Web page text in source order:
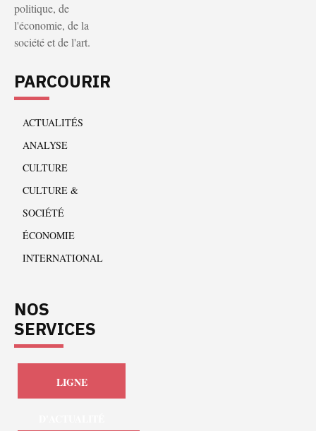
politique, de
l'économie, de la
société et de l'art.
PARCOURIR
ACTUALITÉS
ANALYSE
CULTURE
CULTURE &
SOCIÉTÉ
ÉCONOMIE
INTERNATIONAL
NOS
SERVICES
LIGNE